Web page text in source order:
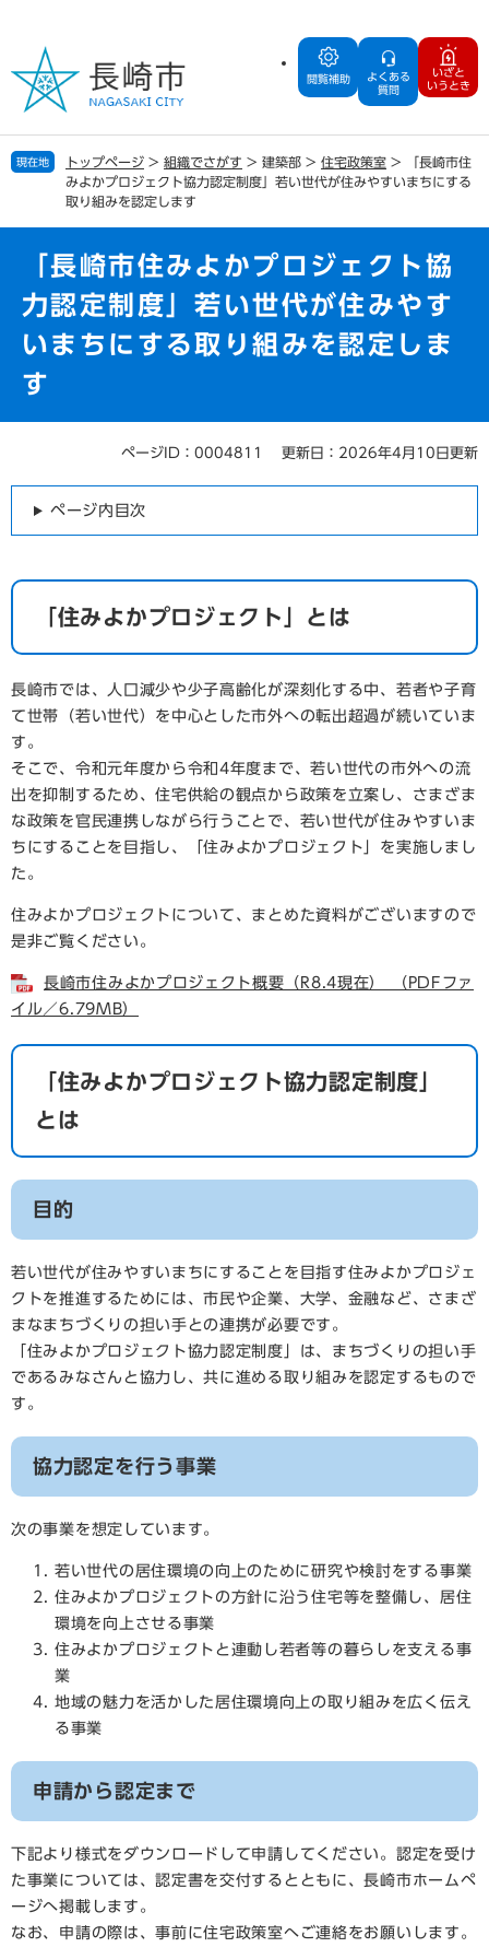
の
で
す
ー
ば
し
閲覧補助
よくある
質問
いざと
いうとき
現在地 トップページ > 組織でさがす > 建築部 > 住宅政策室 >
「長崎市住
みよかプロジェクト協力認定制度」若い世代が住みやすいまちにする
取り組みを認定します
「長崎市住みよかプロジェクト協
力認定制度」若い世代が住みやす
いまちにする取り組みを認定しま
す
ページID：0004811 更新日：2026年4月10日更新
ページ内目次
「住みよかプロジェクト」とは
長崎市では、人口減少や少子高齢化が深刻化する中、若者や子育
て世帯（若い世代）を中心とした市外への転出超過が続いていま
す。
そこで、令和元年度から令和4年度まで、若い世代の市外への流
出を抑制するため、住宅供給の観点から政策を立案し、さまざま
な政策を官民連携しながら行うことで、若い世代が住みやすいま
ちにすることを目指し、「住みよかプロジェクト」を実施しまし
た。
住みよかプロジェクトについて、まとめた資料がございますので
是非ご覧ください。
長崎市住みよかプロジェクト概要（R8.4現在） （PDFファ
イル／6.79MB）
「住みよかプロジェクト協力認定制度」
とは
目的
若い世代が住みやすいまちにすることを目指す住みよかプロジェ
クトを推進するためには、市民や企業、大学、金融など、さまざ
まなまちづくりの担い手との連携が必要です。
「住みよかプロジェクト協力認定制度」は、まちづくりの担い手
であるみなさんと協力し、共に進める取り組みを認定するもので
す。
協力認定を行う事業
次の事業を想定しています。
若い世代の居住環境の向上のために研究や検討をする事業
住みよかプロジェクトの方針に沿う住宅等を整備し、居住
環境を向上させる事業
住みよかプロジェクトと連動し若者等の暮らしを支える事
業
地域の魅力を活かした居住環境向上の取り組みを広く伝え
る事業
申請から認定まで
下記より様式をダウンロードして申請してください。認定を受け
た事業については、認定書を交付するとともに、長崎市ホームペ
ージへ掲載します。
なお、申請の際は、事前に住宅政策室へご連絡をお願いします。